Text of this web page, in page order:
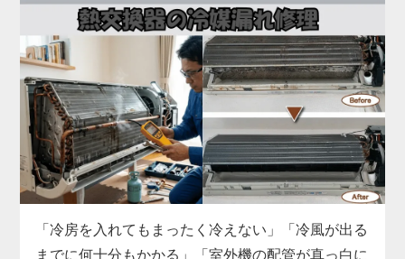
のケースが多く見られます。
基板は経年劣化に加え、雷サージや過電流、コンデ
ンサの容量抜けなどで突発的に故障することがあり
ます。
実際の現場では、運転開始から数分でコンプレッサ
ーへの通電が遮断される、ファンモーターへ正常な
指示が出せていない、リモコン信号を受信できない
など、基板故障の症状は多岐にわたります。
は、機種ごとに専用の基板を取り寄せ、診断・交換
「冷房を入れてもまったく冷えない」「冷風が出る
までに何十分もかかる」「室外機の配管が真っ白に